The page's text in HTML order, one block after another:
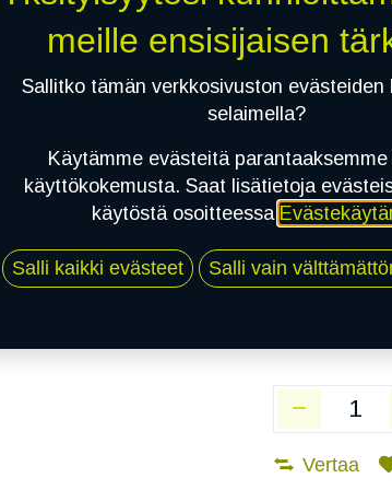
Mikäli valitset
1 X 195/75R16C
EI ASENNUSTA
Vertaa
meille ensisijaisen
Sallitko tämän verkkosivuston evästeiden
selaimella?
Käytämme evästeitä
käyttökokemusta. Saat lisätietoja
käytöstä osoitteessa
Salli kaikki evästeet Salli vain